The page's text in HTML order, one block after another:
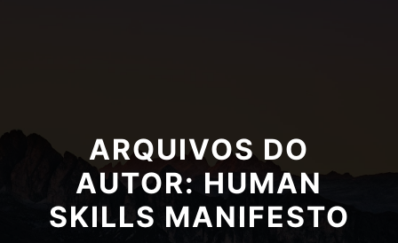
ARQUIVOS DO
AUTOR: HUMAN
SKILLS MANIFESTO